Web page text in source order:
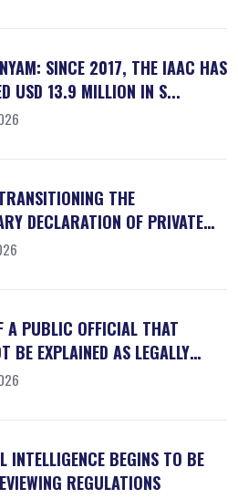
SINCE 2017, THE IAAC HAS
USD 13.9 MILLION IN S...
THE
DECLARATION OF PRIVATE
A PUBLIC OFFICIAL THAT
BE EXPLAINED AS LEGALLY
INTELLIGENCE BEGINS TO BE
IN REVIEWING REGULATIONS